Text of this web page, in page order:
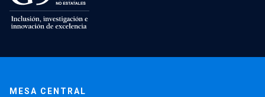
MESA CENTRAL